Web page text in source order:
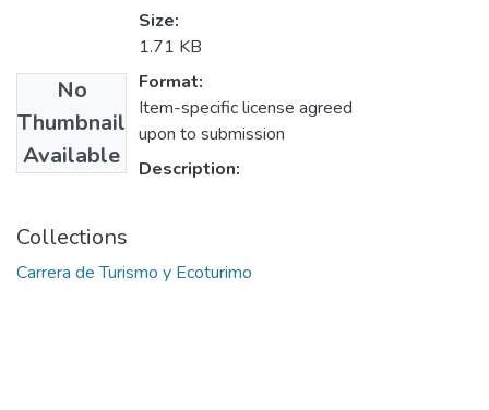
No
Thumbnail
Available
Size:
1.71 KB
Format:
Item-specific license agreed
upon to submission
Description:
Collections
Carrera de Turismo y Ecoturimo